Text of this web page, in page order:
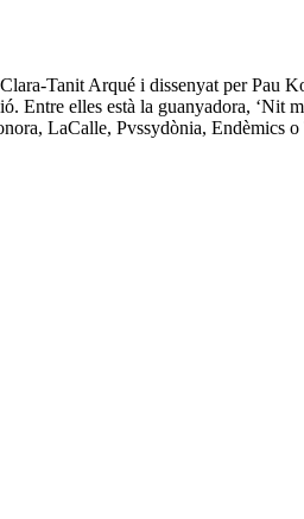
Tanit Arqué i dissenyat per Pau
Entre elles està la guanyadora, ‘Nit
LaCalle, Pvssydònia, Endèmics o